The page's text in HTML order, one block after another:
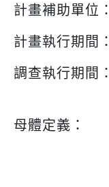
計畫補助單位：
計畫執行期間：
調查執行期間：
母體定義：